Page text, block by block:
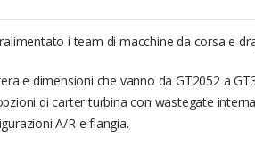
i team di macchine da corsa e
e dimensioni che vanno da GT2052 a
di carter turbina con wastegate
A/R e flangia.